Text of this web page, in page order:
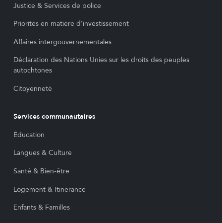
Justice & Services de police
Priorités en matière d’investissement
Affaires intergouvernementales
Déclaration des Nations Unies sur les droits des peuples
autochtones
Citoyenneté
Services communautaires
Éducation
Langues & Culture
Santé & Bien-être
Logement & Itinérance
Enfants & Familles